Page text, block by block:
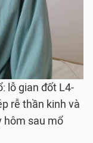
lỗ gian đốt L4-
rễ thần kinh và
hôm sau mổ